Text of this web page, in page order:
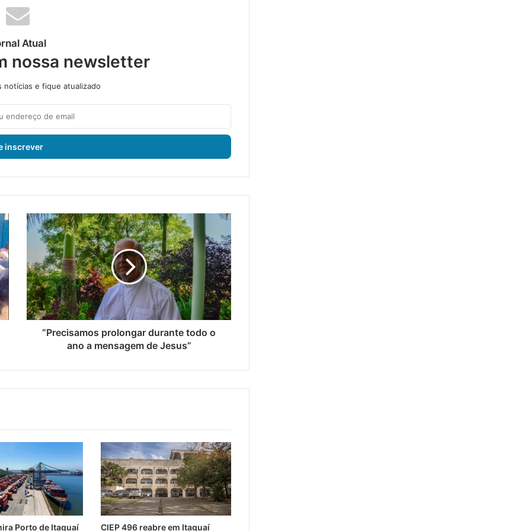
Atual
nossa newsletter
notícias e fique atualizado
“
P
c
i
s
a
m
r
g
a
d
u
r
a
n
“Precisamos prolongar durante todo o
ano a mensagem de Jesus”
Porto de Itaguaí CIEP 496 reabre em Itaguaí